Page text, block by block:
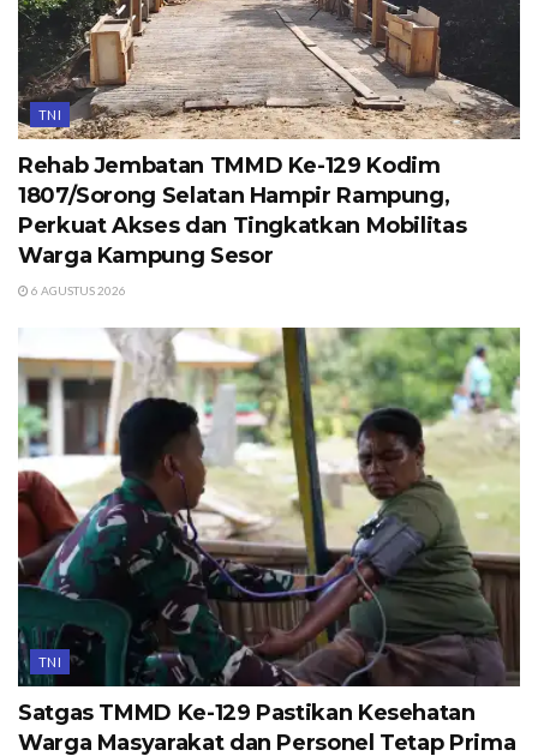
TNI
Rehab Jembatan TMMD Ke-129 Kodim
1807/Sorong Selatan Hampir Rampung,
Perkuat Akses dan Tingkatkan Mobilitas
Warga Kampung Sesor
6 AGUSTUS 2026
TNI
Satgas TMMD Ke-129 Pastikan Kesehatan
Warga Masyarakat dan Personel Tetap Prima